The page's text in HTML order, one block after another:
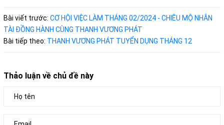
Bài viết trước: CƠ HỘI VIỆC LÀM THÁNG 02/2024 - CHIÊU MỘ NHÂN
TÀI ĐỒNG HÀNH CÙNG THANH VƯƠNG PHÁT
Bài tiếp theo: THANH VƯƠNG PHÁT TUYỂN DỤNG THÁNG 12
Thảo luận về chủ đề này